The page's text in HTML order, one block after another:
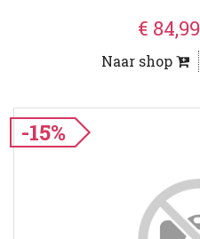
€ 84,99
Naar shop
-15%